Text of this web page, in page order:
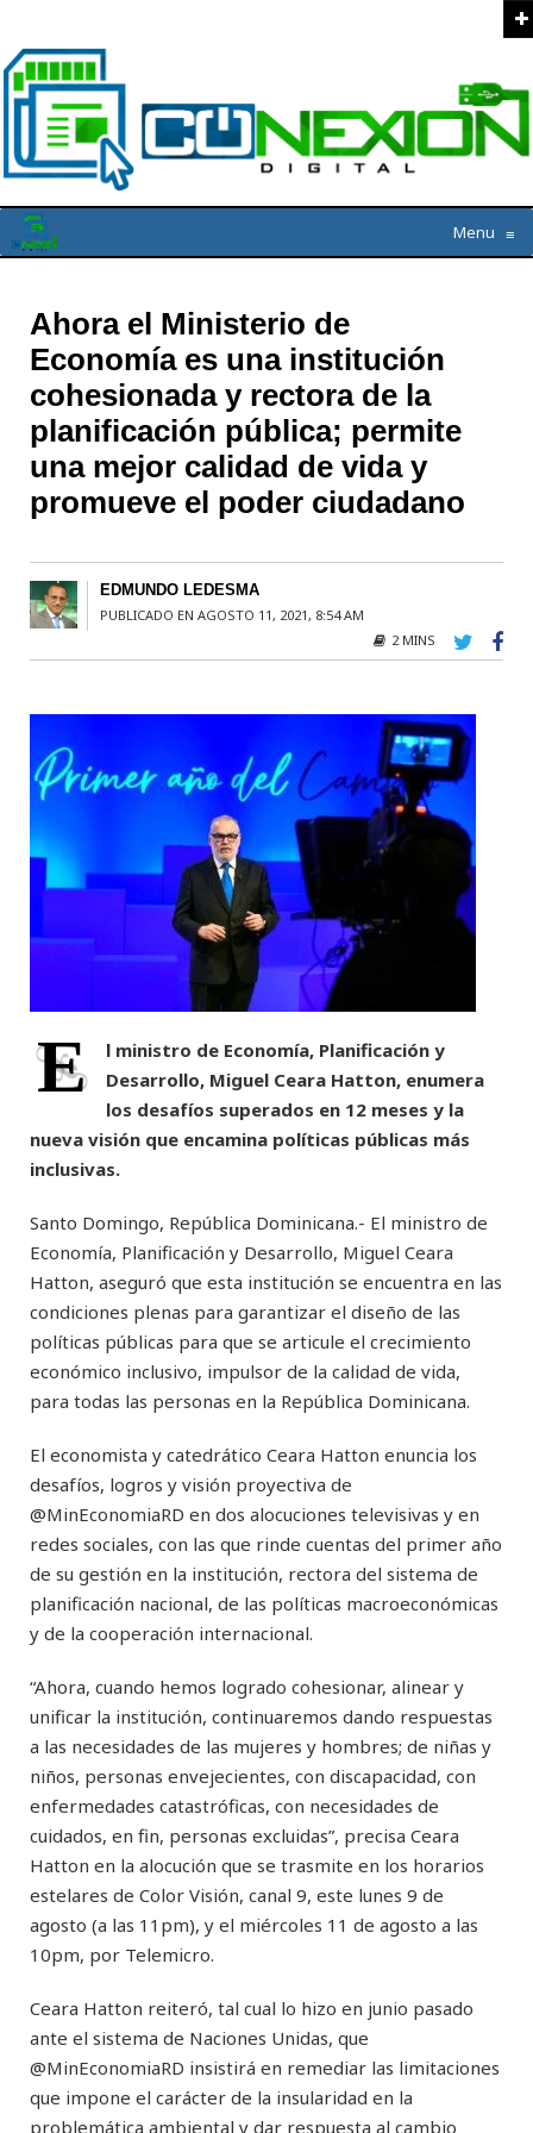
Menu ≡
Ahora el Ministerio de
Economía es una institución
cohesionada y rectora de la
planificación pública; permite
una mejor calidad de vida y
promueve el poder ciudadano
EDMUNDO LEDESMA
PUBLICADO EN AGOSTO 11, 2021, 8:54 AM
2 MINS
E
l ministro de Economía, Planificación y
Desarrollo, Miguel Ceara Hatton, enumera
los desafíos superados en 12 meses y la
nueva visión que encamina políticas públicas más
inclusivas.
Santo Domingo, República Dominicana.- El ministro de
Economía, Planificación y Desarrollo, Miguel Ceara
Hatton, aseguró que esta institución se encuentra en las
condiciones plenas para garantizar el diseño de las
políticas públicas para que se articule el crecimiento
económico inclusivo, impulsor de la calidad de vida,
para todas las personas en la República Dominicana.
El economista y catedrático Ceara Hatton enuncia los
desafíos, logros y visión proyectiva de
@MinEconomiaRD en dos alocuciones televisivas y en
redes sociales, con las que rinde cuentas del primer año
de su gestión en la institución, rectora del sistema de
planificación nacional, de las políticas macroeconómicas
y de la cooperación internacional.
“Ahora, cuando hemos logrado cohesionar, alinear y
unificar la institución, continuaremos dando respuestas
a las necesidades de las mujeres y hombres; de niñas y
niños, personas envejecientes, con discapacidad, con
enfermedades catastróficas, con necesidades de
cuidados, en fin, personas excluidas”, precisa Ceara
Hatton en la alocución que se trasmite en los horarios
estelares de Color Visión, canal 9, este lunes 9 de
agosto (a las 11pm), y el miércoles 11 de agosto a las
10pm, por Telemicro.
Ceara Hatton reiteró, tal cual lo hizo en junio pasado
ante el sistema de Naciones Unidas, que
@MinEconomiaRD insistirá en remediar las limitaciones
que impone el carácter de la insularidad en la
problemática ambiental y dar respuesta al cambio